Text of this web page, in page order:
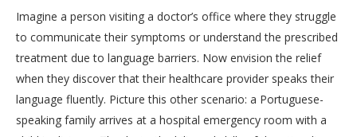
Imagine a person visiting a doctor’s office where they struggle
to communicate their symptoms or understand the prescribed
treatment due to language barriers. Now envision the relief
when they discover that their healthcare provider speaks their
language fluently. Picture this other scenario: a Portuguese-
speaking family arrives at a hospital emergency room with a